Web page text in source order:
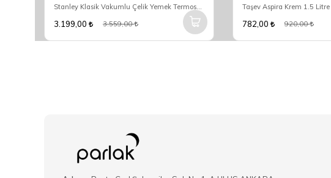
Stanley Klasik Vakumlu Çelik Yemek Termosu 0.94 Lt - Yeşil
3.199,00 3.559,00 782,00 920,00